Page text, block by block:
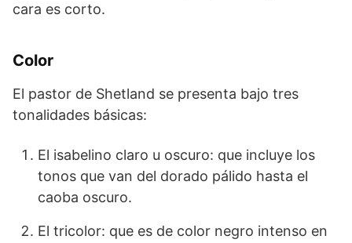
cara es corto.
Color
El pastor de Shetland se presenta bajo tres
tonalidades básicas:
El isabelino claro u oscuro: que incluye los
tonos que van del dorado pálido hasta el
caoba oscuro.
El tricolor: que es de color negro intenso en